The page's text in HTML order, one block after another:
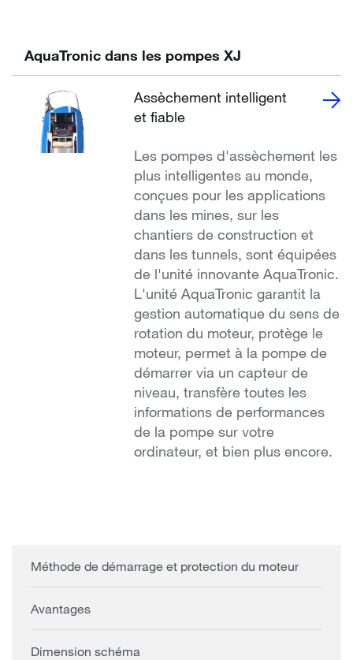
AquaTronic dans les pompes XJ
Assèchement intelligent
et fiable
Les pompes d'assèchement les
plus intelligentes au monde,
conçues pour les applications
dans les mines, sur les
chantiers de construction et
dans les tunnels, sont équipées
de l'unité innovante AquaTronic.
L'unité AquaTronic garantit la
gestion automatique du sens de
rotation du moteur, protège le
moteur, permet à la pompe de
démarrer via un capteur de
niveau, transfère toutes les
informations de performances
de la pompe sur votre
ordinateur, et bien plus encore.
Méthode de démarrage et protection du moteur
Avantages
Dimension schéma